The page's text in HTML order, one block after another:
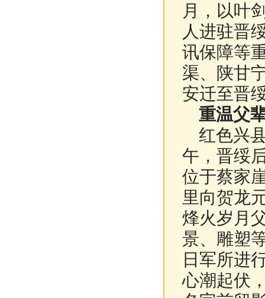
月，以叶
人进驻晋
讯保障等
渠、陕甘
安迁至晋
重温父
红色兴
午，晋绥
位于蔡家
里向贺龙
烽火岁月
景、雕塑
日军所进
心潮起伏